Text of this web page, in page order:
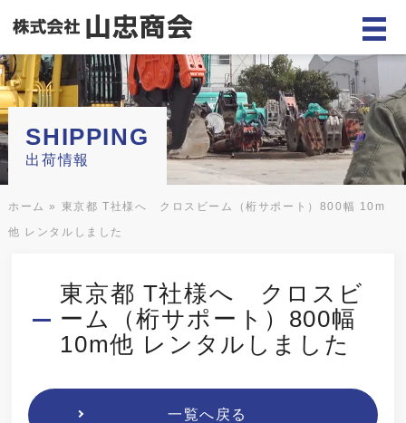
SHIPPING
出荷情報
ホーム »
東京都 T社様へ クロスビーム（桁サポート）800幅 10m
他 レンタルしました
東京都 T社様へ クロスビ
ーム（桁サポート）800幅
10m他 レンタルしました
一覧へ戻る